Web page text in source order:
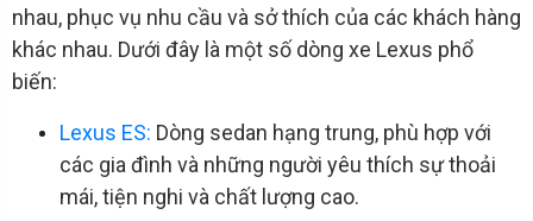
nhau, phục vụ nhu cầu và sở thích của các khách hàng
khác nhau. Dưới đây là một số dòng xe Lexus phổ
biến:
Lexus ES: Dòng sedan hạng trung, phù hợp với
các gia đình và những người yêu thích sự thoải
mái, tiện nghi và chất lượng cao.